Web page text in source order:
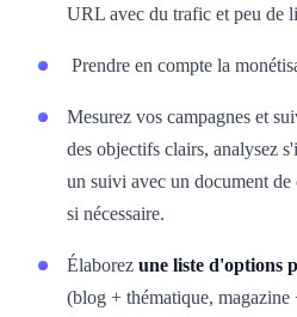
URL avec du trafic et peu de
Prendre en compte la
Mesurez vos campagnes et
des objectifs clairs, analysez
un suivi avec un document de
si nécessaire.
Élaborez une liste d'options
(blog + thématique,